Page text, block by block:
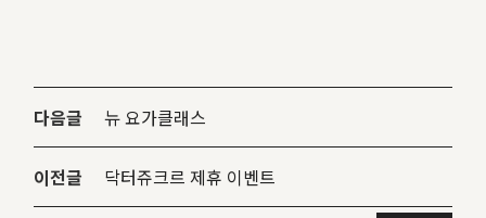
다음글 뉴 요가클래스
이전글 닥터쥬크르 제휴 이벤트